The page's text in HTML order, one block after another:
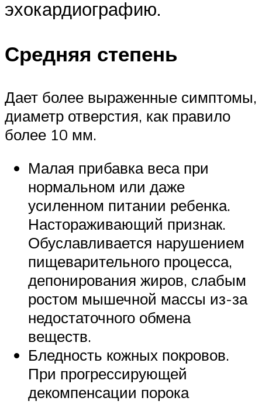
эхокардиографию.
Средняя степень
Дает более выраженные симптомы,
диаметр отверстия, как правило
более 10 мм.
Малая прибавка веса при
нормальном или даже
усиленном питании ребенка.
Настораживающий признак.
Обуславливается нарушением
пищеварительного процесса,
депонирования жиров, слабым
ростом мышечной массы из-за
недостаточного обмена
веществ.
Бледность кожных покровов.
При прогрессирующей
декомпенсации порока